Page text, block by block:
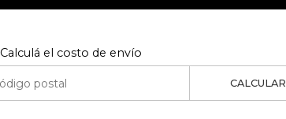
Calculá el costo de envío
CALCULAR